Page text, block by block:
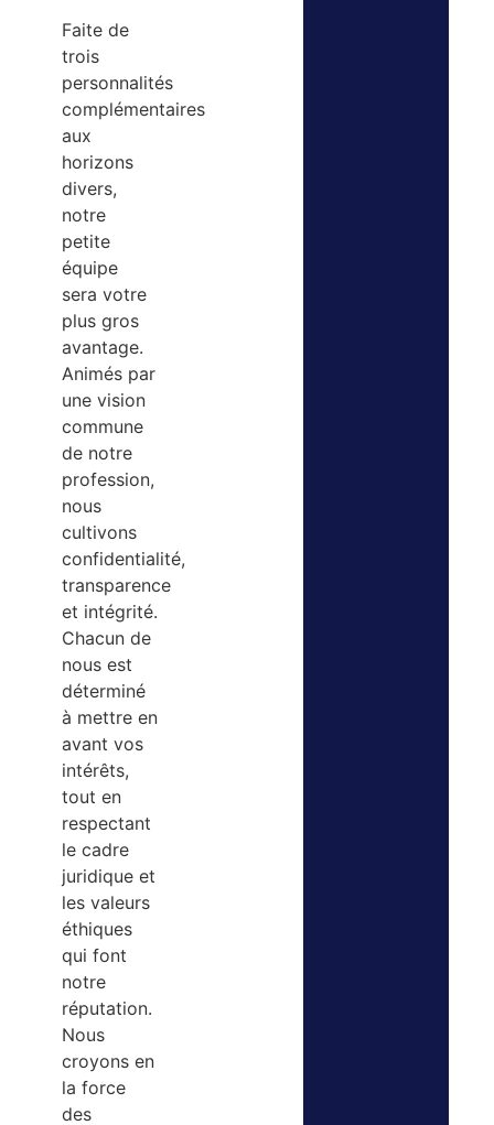
Faite de
trois
personnalités
complémentaires
aux
horizons
divers,
notre
petite
équipe
sera votre
plus gros
avantage.
Animés par
une vision
commune
de notre
profession,
nous
cultivons
confidentialité,
transparence
et intégrité.
Chacun de
nous est
déterminé
à mettre en
avant vos
intérêts,
tout en
respectant
le cadre
juridique et
les valeurs
éthiques
qui font
notre
réputation.
Nous
croyons en
la force
des